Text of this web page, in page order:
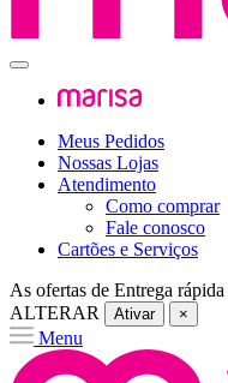
Meus Pedidos
Nossas Lojas
Atendimento
Como comprar
Fale conosco
Cartões e Serviços
As ofertas de Entrega rápida
ALTERAR
Ativar ×
Menu